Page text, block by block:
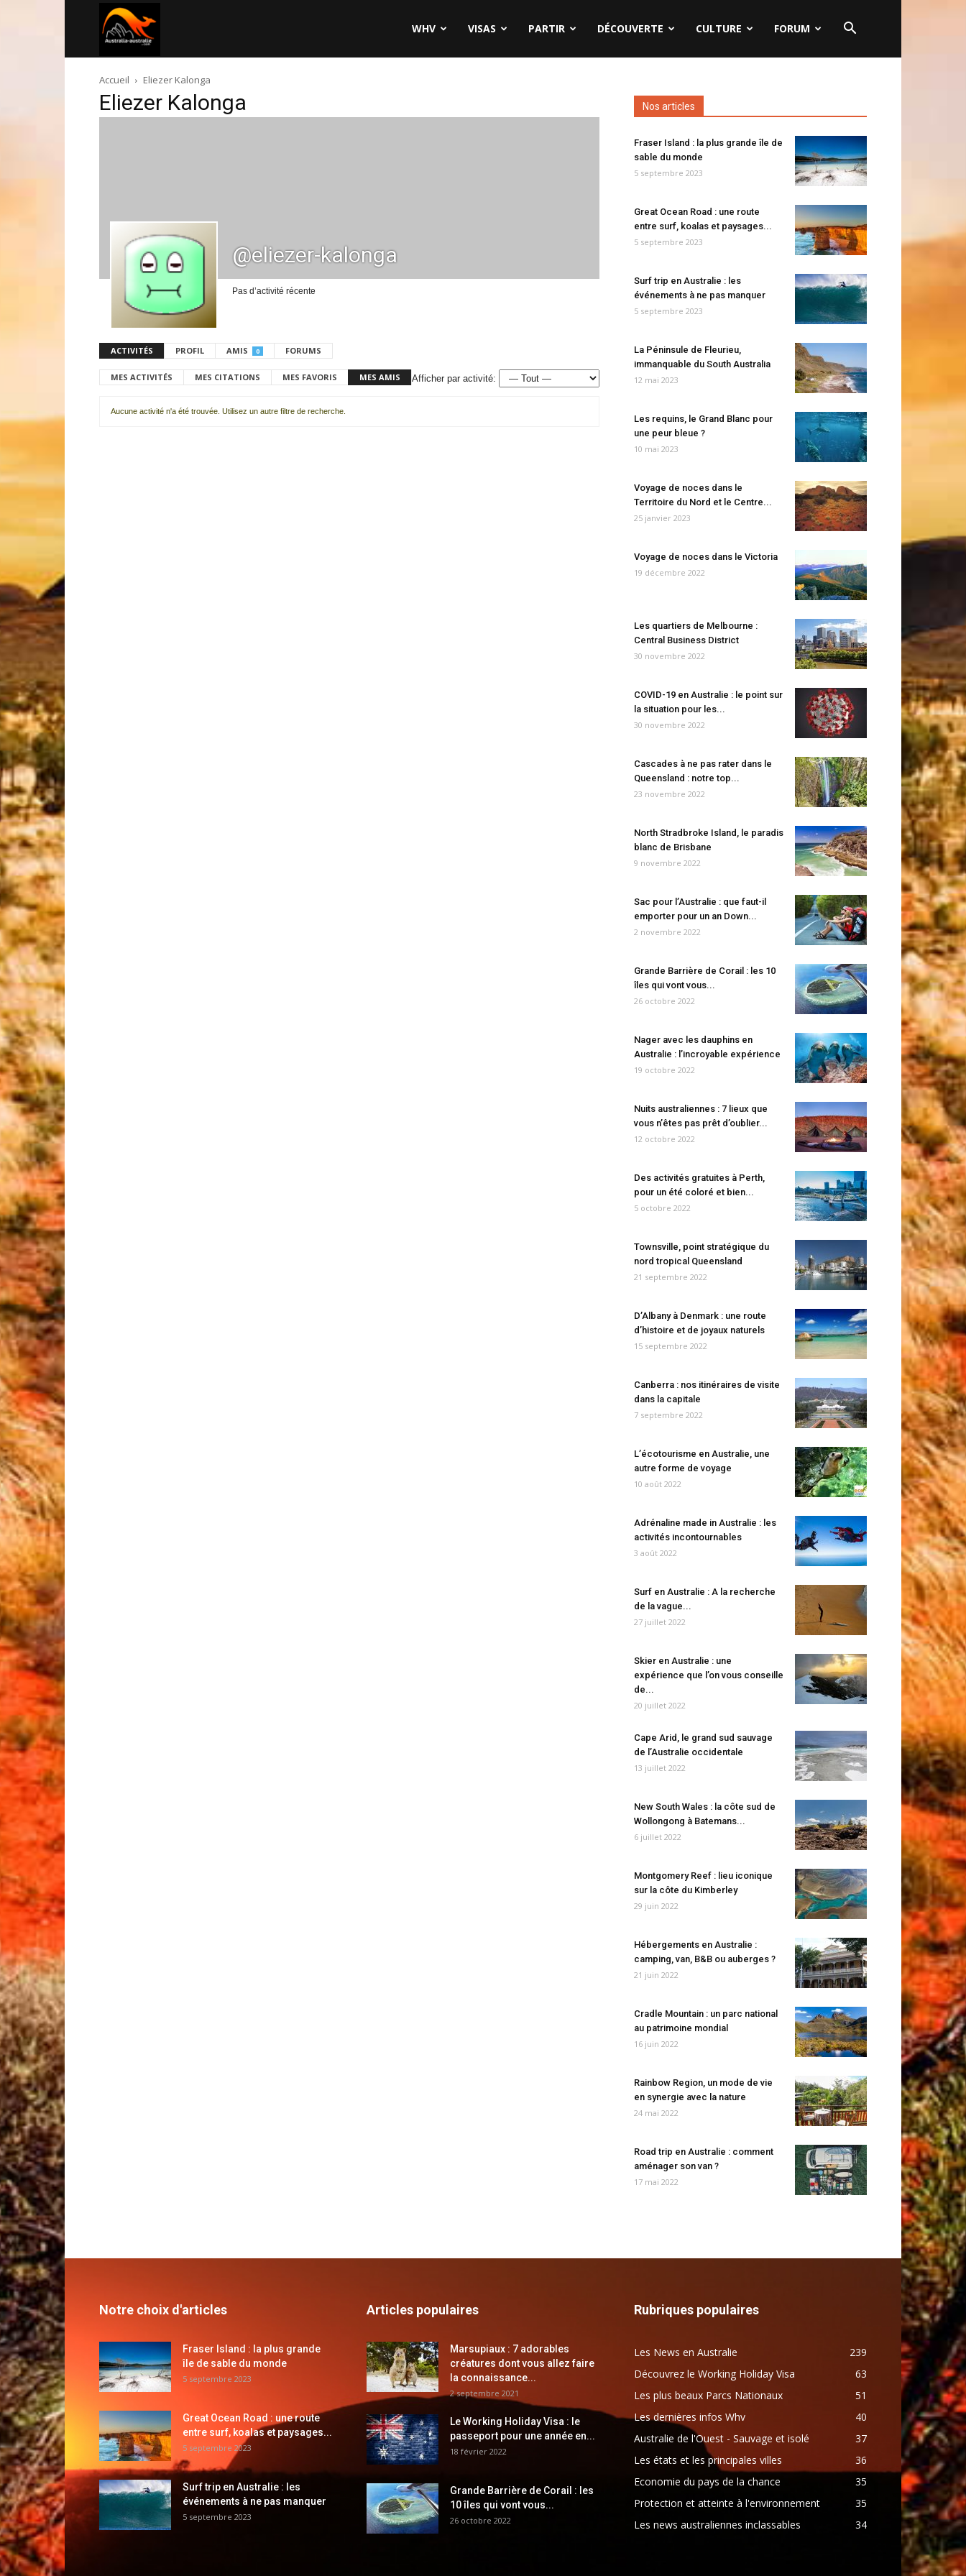
australie.com
WHV VISAS PARTIR DÉCOUVERTE CULTURE FORUM
Accueil Eliezer Kalonga
Eliezer Kalonga
@eliezer-kalonga
Pas d’activité récente
ACTIVITÉS PROFIL AMIS 0 FORUMS
MES ACTIVITÉS MES CITATIONS MES FAVORIS MES AMIS Afficher par activité:
Aucune activité n'a été trouvée. Utilisez un autre filtre de recherche.
Nos articles
Fraser Island : la plus grande île de
sable du monde
5 septembre 2023
Great Ocean Road : une route
entre surf, koalas et paysages...
5 septembre 2023
Surf trip en Australie : les
événements à ne pas manquer
5 septembre 2023
La Péninsule de Fleurieu,
immanquable du South Australia
12 mai 2023
Les requins, le Grand Blanc pour
une peur bleue ?
10 mai 2023
Voyage de noces dans le
Territoire du Nord et le Centre...
25 janvier 2023
Voyage de noces dans le Victoria
19 décembre 2022
Les quartiers de Melbourne :
Central Business District
30 novembre 2022
COVID-19 en Australie : le point sur
la situation pour les...
30 novembre 2022
Cascades à ne pas rater dans le
Queensland : notre top...
23 novembre 2022
North Stradbroke Island, le paradis
blanc de Brisbane
9 novembre 2022
Sac pour l’Australie : que faut-il
emporter pour un an Down...
2 novembre 2022
Grande Barrière de Corail : les 10
îles qui vont vous...
26 octobre 2022
Nager avec les dauphins en
Australie : l’incroyable expérience
19 octobre 2022
Nuits australiennes : 7 lieux que
vous n’êtes pas prêt d’oublier...
12 octobre 2022
Des activités gratuites à Perth,
pour un été coloré et bien...
5 octobre 2022
Townsville, point stratégique du
nord tropical Queensland
21 septembre 2022
D’Albany à Denmark : une route
d’histoire et de joyaux naturels
15 septembre 2022
Canberra : nos itinéraires de visite
dans la capitale
7 septembre 2022
L’écotourisme en Australie, une
autre forme de voyage
10 août 2022
Adrénaline made in Australie : les
activités incontournables
3 août 2022
Surf en Australie : A la recherche
de la vague...
27 juillet 2022
Skier en Australie : une
expérience que l’on vous conseille
de...
20 juillet 2022
Cape Arid, le grand sud sauvage
de l’Australie occidentale
13 juillet 2022
New South Wales : la côte sud de
Wollongong à Batemans...
6 juillet 2022
Montgomery Reef : lieu iconique
sur la côte du Kimberley
29 juin 2022
Hébergements en Australie :
camping, van, B&B ou auberges ?
21 juin 2022
Cradle Mountain : un parc national
au patrimoine mondial
16 juin 2022
Rainbow Region, un mode de vie
en synergie avec la nature
24 mai 2022
Road trip en Australie : comment
aménager son van ?
17 mai 2022
Notre choix d'articles
Fraser Island : la plus grande
île de sable du monde
5 septembre 2023
Great Ocean Road : une route
entre surf, koalas et paysages...
5 septembre 2023
Surf trip en Australie : les
événements à ne pas manquer
5 septembre 2023
Articles populaires
Marsupiaux : 7 adorables
créatures dont vous allez faire
la connaissance...
2 septembre 2021
Le Working Holiday Visa : le
passeport pour une année en...
18 février 2022
Grande Barrière de Corail : les
10 îles qui vont vous...
26 octobre 2022
Rubriques populaires
Les News en Australie
239
Découvrez le Working Holiday Visa
63
Les plus beaux Parcs Nationaux
51
Les dernières infos Whv
40
Australie de l'Ouest - Sauvage et isolé
37
Les états et les principales villes
36
Economie du pays de la chance
35
Protection et atteinte à l'environnement
35
Les news australiennes inclassables
34